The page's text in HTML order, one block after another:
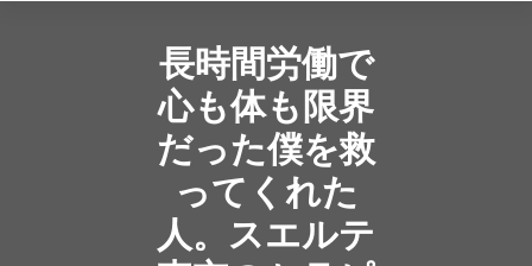
長時間労働で
心も体も限界
だった僕を救
ってくれた
人。スエルテ